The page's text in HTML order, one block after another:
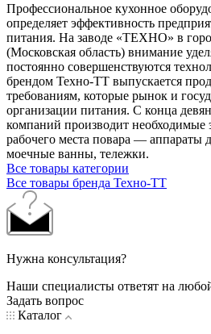
Профессиональное кухонное
определяет эффективность
питания. На заводе «ТЕХНО» в
(Московская область) внимание
постоянно совершенствуются
брендом Техно-ТТ выпускается
требованиям, которые рынок и
организации питания. С конца
компаний производит необходимые
рабочего места повара — аппараты
моечные ванны, тележки.
Все товары категории
Все товары бренда Техно-ТТ
Нужна консультация?
Наши специалисты ответят на
Задать вопрос
Каталог